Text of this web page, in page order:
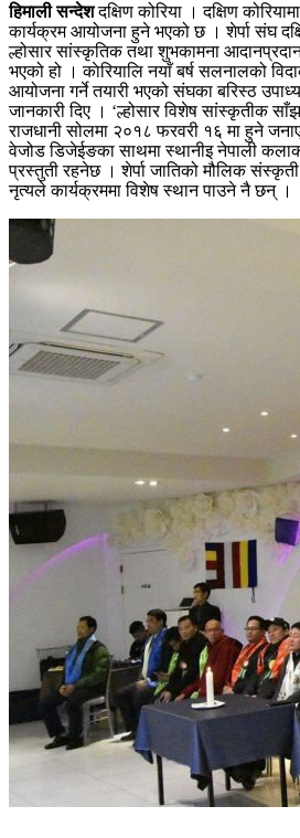
हिमाली सन्देशदक्षिण कोरिया । दक्षिण
कार्यक्रम आयोजना हुने भएको छ । शेर्पा संघ
ल्होसार सांस्कृतिक तथा शुभकामना
भएको हो । काेरियालि नयाँ बर्ष सलनालको
आयोजना गर्ने तयारी भएको संघका बरिस्ठ
जानकारी दिए । ‘ल्होसार विशेष सांस्कृतीक
राजधानी सोलमा २०१८ फरवरी १६ मा हुने
वेजोड डिजेईङका साथमा स्थानीइ नेपाली
प्रस्तुती रहनेछ । शेर्पा जातिको मौलिक
नृत्यले कार्यक्रममा विशेष स्थान पाउने नै छन् ।